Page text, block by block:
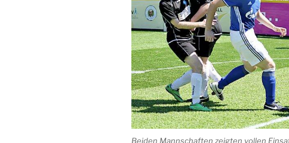
Beiden Mannschaften zeigten vollen